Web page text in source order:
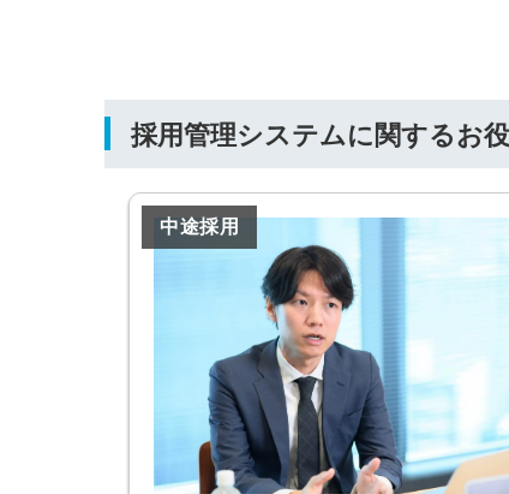
採用管理システムに関するお
中途採用
ログイン
全てのコンテンツをご利用す
るにはログインが必要です。
会員登録はこちら